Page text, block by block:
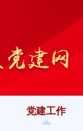
党建工作